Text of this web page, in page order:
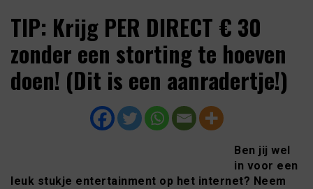
TIP: Krijg PER DIRECT € 30
zonder een storting te hoeven
doen! (Dit is een aanradertje!)
Ben jij wel
in voor een
leuk stukje entertainment op het internet? Neem